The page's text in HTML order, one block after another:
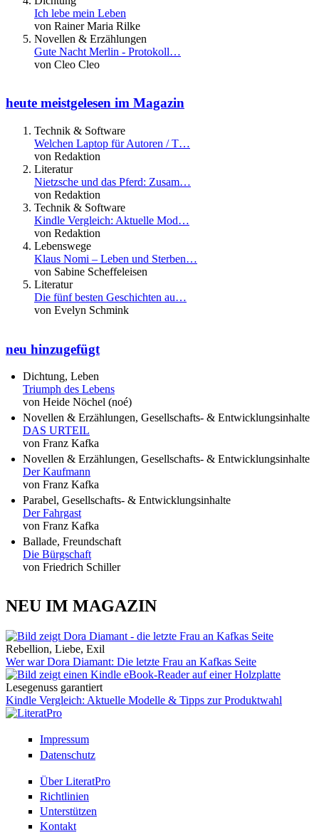
Ich lebe mein Leben
von Rainer Maria Rilke
Novellen & Erzählungen
Gute Nacht Merlin - Protokoll…
von Cleo Cleo
heute meistgelesen im Magazin
Technik & Software
Welchen Laptop für Autoren / T…
von Redaktion
Literatur
Nietzsche und das Pferd: Zusam…
von Redaktion
Technik & Software
Kindle Vergleich: Aktuelle Mod…
von Redaktion
Lebenswege
Klaus Nomi – Leben und Sterben…
von Sabine Scheffeleisen
Literatur
Die fünf besten Geschichten au…
von Evelyn Schmink
neu hinzugefügt
Dichtung, Leben
Triumph des Lebens
von Heide Nöchel (noé)
Novellen & Erzählungen, Gesellschafts- & Entwicklungsinhalte
DAS URTEIL
von Franz Kafka
Novellen & Erzählungen, Gesellschafts- & Entwicklungsinhalte
Der Kaufmann
von Franz Kafka
Parabel, Gesellschafts- & Entwicklungsinhalte
Der Fahrgast
von Franz Kafka
Ballade, Freundschaft
Die Bürgschaft
von Friedrich Schiller
NEU IM MAGAZIN
Rebellion, Liebe, Exil
Wer war Dora Diamant: Die letzte Frau an Kafkas Seite
Lesegenuss garantiert
Kindle Vergleich: Aktuelle Modelle & Tipps zur Produktwahl
Impressum
Datenschutz
Über LiteratPro
Richtlinien
Unterstützen
Kontakt